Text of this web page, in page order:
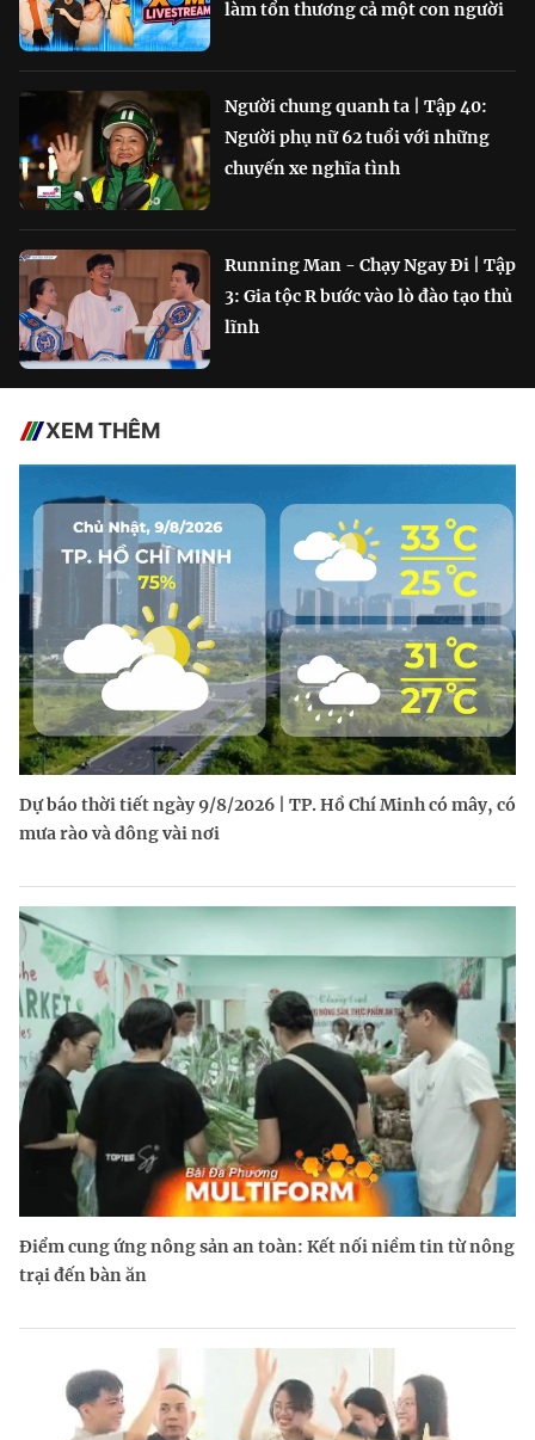
làm tổn thương cả một con người
Người chung quanh ta | Tập 40:
Người phụ nữ 62 tuổi với những
chuyến xe nghĩa tình
Running Man - Chạy Ngay Đi | Tập
3: Gia tộc R bước vào lò đào tạo thủ
lĩnh
XEM THÊM
Dự báo thời tiết ngày 9/8/2026 | TP. Hồ Chí Minh có mây, có
mưa rào và dông vài nơi
Điểm cung ứng nông sản an toàn: Kết nối niềm tin từ nông
trại đến bàn ăn